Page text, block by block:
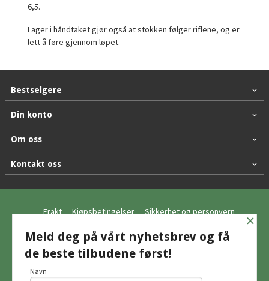
6,5.
Lager i håndtaket gjør også at stokken følger riflene, og er
lett å føre gjennom løpet.
Bestselgere
Din konto
Om oss
Kontakt oss
Frakt Kjøpsbetingelser Sikkerhet og personvern
Nyhetsbrev
© Hagemo Jakt og Friluft AS
×
Meld deg på vårt nyhetsbrev og få
de beste tilbudene først!
Navn